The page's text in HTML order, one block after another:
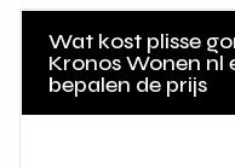
Wat kost plisse
Kronos Wonen nl
bepalen de prijs